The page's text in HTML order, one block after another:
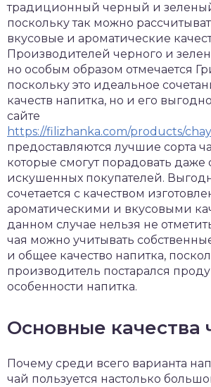
традиционный черный и
поскольку так можно
вкусовые и ароматические
Производителей черного и
но особым образом отмечается
поскольку это идеальное
качеств напитка, но и его
сайте
https://filizhanka.com/products/
предоставляются лучшие сорта
которые смогут порадовать даже
искушенных покупателей.
сочетается с качеством
ароматическими и вкусовыми
данном случае нельзя не
чая можно учитывать
и общее качество напитка,
производитель постарался
особенности напитка.
Основные качества
Почему среди всего варианта
чай пользуется настолько